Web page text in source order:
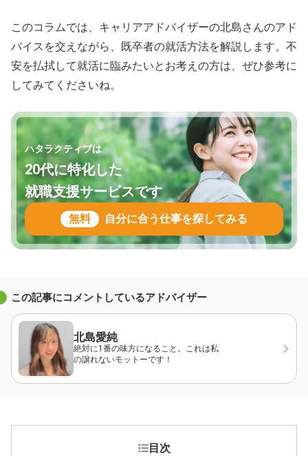
このコラムでは、キャリアアドバイザーの北島さんのアド
バイスを交えながら、既卒者の就活方法を解説します。不
安を払拭して就活に臨みたいとお考えの方は、ぜひ参考に
してみてくださいね。
ハタラクティブは
20代に特化した
就職支援サービスです
無料 自分に合う仕事を探してみる
この記事にコメントしているアドバイザー
北島愛純
絶対に1番の味方になること。これは私
の譲れないモットーです！
目次